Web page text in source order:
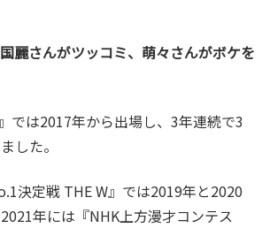
麗さんがツッコミ、萌々さんがボケを
では2017年から出場し、3年連続で3
した。
決定戦 THE W』では2019年と2020
年には『NHK上方漫才コンテス